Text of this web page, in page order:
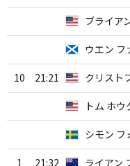
ブライア
ウエン フ
10 21:21 クリスト
トム ホウ
シモン フ
1 21:32 ライアン